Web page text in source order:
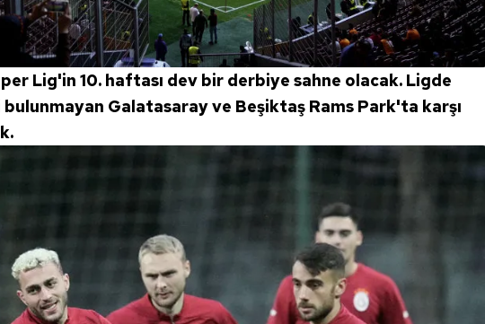
Lig'in 10. haftası dev bir derbiye sahne olacak. Ligde
Galatasaray ve Beşiktaş Rams Park'ta karşı